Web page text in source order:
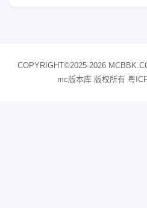
COPYRIGHT©2025-2026
mc版本库 版权所有 粤